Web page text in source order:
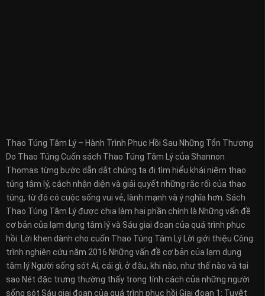
Thao Túng Tâm Lý – Hành Trình Phục Hồi Sau Những Tổn Thương
Do Thao Túng Cuốn sách Thao Túng Tâm Lý của Shannon
Thomas từng bước dẫn dắt chúng ta đi tìm hiểu khái niệm thao
túng tâm lý, cách nhận diện và giải quyết những rắc rối của thao
túng, từ đó có cuộc sống vui vẻ, lành mạnh và ý nghĩa hơn. Sách
Thao Túng Tâm Lý được chia làm hai phần chính là Những vấn đề
cơ bản của lạm dụng tâm lý và Sáu giai đoạn của quá trình phục
hồi. Lời khen dành cho cuốn Thao Túng Tâm Lý Lời giới thiệu Công
trình nghiên cứu năm 2016 Những vấn đề cơ bản của lạm dụng
tâm lý Người sống sót Ai, cái gì, ở đâu, khi nào, như thế nào và tại
sao Nét đặc trưng thường thấy trong tính cách của những người
sống sót Sáu giai đoạn của quá trình phục hồi Giai đoạn 1: Tuyệt